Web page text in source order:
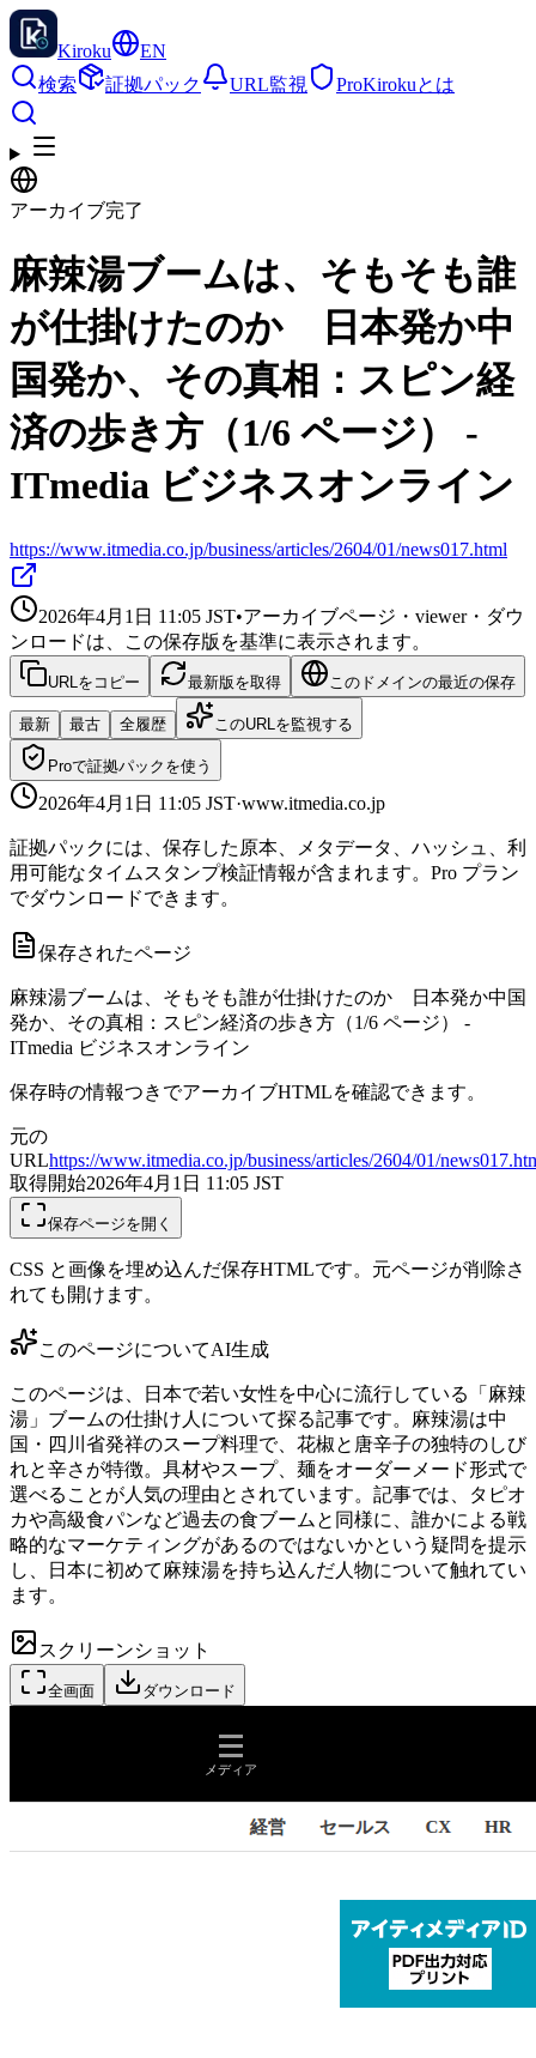
Kiroku
EN
検索
証拠パック URL監視 ProKirokuとは
アーカイブ完了
麻辣湯ブームは、そもそも誰
が仕掛けたのか 日本発か中
国発か、その真相：スピン経
済の歩き方（1/6 ページ） -
ITmedia ビジネスオンライン
https://www.itmedia.co.jp/business/articles/2604/01/news017.html
2026年4月1日 11:05 JST•アーカイブページ・viewer・ダウ
ンロードは、この保存版を基準に表示されます。
URLをコピー 最新版を取得 このドメインの最近の保存
最新 最古 全履歴 このURLを監視する
Proで証拠パックを使う
2026年4月1日 11:05 JST·www.itmedia.co.jp
証拠パックには、保存した原本、メタデータ、ハッシュ、利
用可能なタイムスタンプ検証情報が含まれます。Pro プラン
でダウンロードできます。
保存されたページ
麻辣湯ブームは、そもそも誰が仕掛けたのか 日本発か中国
発か、その真相：スピン経済の歩き方（1/6 ページ） -
ITmedia ビジネスオンライン
保存時の情報つきでアーカイブHTMLを確認できます。
元の
URLhttps://www.itmedia.co.jp/business/articles/2604/01/
取得開始2026年4月1日 11:05 JST
保存ページを開く
CSS と画像を埋め込んだ保存HTMLです。元ページが削除さ
れても開けます。
このページについてAI生成
このページは、日本で若い女性を中心に流行している「麻辣
湯」ブームの仕掛け人について探る記事です。麻辣湯は中
国・四川省発祥のスープ料理で、花椒と唐辛子の独特のしび
れと辛さが特徴。具材やスープ、麺をオーダーメード形式で
選べることが人気の理由とされています。記事では、タピオ
カや高級食パンなど過去の食ブームと同様に、誰かによる戦
略的なマーケティングがあるのではないかという疑問を提示
し、日本に初めて麻辣湯を持ち込んだ人物について触れてい
ます。
スクリーンショット
全画面 ダウンロード